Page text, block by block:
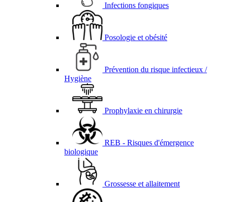
Infections fongiques
Posologie et obésité
Prévention du risque infectieux /
Hygiène
Prophylaxie en chirurgie
REB - Risques d'émergence
biologique
Grossesse et allaitement